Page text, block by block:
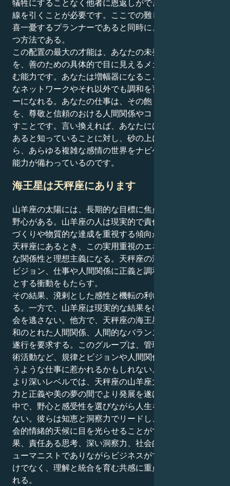
犠牲にすることなく他者に恩返しができるよう、明るい
線を引くことが必要です。ここでの難しさは、数字に一
喜一憂するプランナーであると同時に、正義に背骨を持
つ方法である。
この配置の最大の才能は、あなたの未発達な目的意識
を、善のための具体的で目に見えるメカニズムに注ぎ込
む能力です。あなたは増幅器になることができ、社会的
なネットワークやそれ以外でも調和を育む公的なリーダ
ーになれる。あなたの仕事は、その飽くなき知的好奇心
を、尊敬と信頼のおける人間関係やコミュニティに生か
すことです。言い換えれば、あなたには、自分が真実で
あると知っていることに対し、砂の上に一線を画しなが
ら、あらゆる複雑な感情の世界をナビゲートする稀有な
能力が備わっているのです。
海王星は天秤座にあります
山羊座の太陽には、長期的な目標に焦点を当てた規律と
野心がある。山羊座の人は現実的で責任感が強く、体制
づくりや物質的な達成を重視する傾向がある。海王星が
天秤座にあるとき、この実用重視のエネルギーは、静か
な関係性と理想主義になる。天秤座の海王星は、直感、
ビジョン、仕事や人間関係に正義と調和を取り入れよう
とする衝動をもたらす。
その結果、溌剌とした感性と機転の利いた人が生まれ
る。一方で、山羊座は現実的な結果を出して成功する機
会を逃さない。他方で、天秤座の海王星は、モラル、調
和のとれた人間関係、人間的なバランスを保った仕事の
遂行を要求する。このグループは、管理職、指導職、芸
術活動など、規律とビジョンや人間関係への洞察が出会
うような仕事に惹かれるかもしれない。
より深いレベルでは、天秤座の山羊座太陽海王星は、努
力と正義や美の夢の間でより発展を遂げるという文脈の
中で、野心と感受性を選びながら人生を旅するかもしれ
ない。彼らは知恵と洞察力でリードし、他人のために社
会的情緒的天候に目を光らせることができる。その結
果、責任ある思考、深い洞察力、社会的視野を持ち、ヒ
ューマニストでありながらビジネスができる人、成功だ
けでなく、理解と統合を育む共感に重点を置く人が生ま
れる。